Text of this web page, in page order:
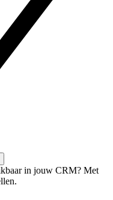
in jouw CRM? Met